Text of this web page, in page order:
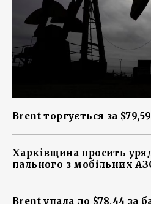
Brent торгується за
Харківщина просить
пального з мобільних
Brent упала до $78,44 за